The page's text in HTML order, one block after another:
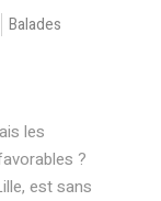
Balades
les
?
est sans